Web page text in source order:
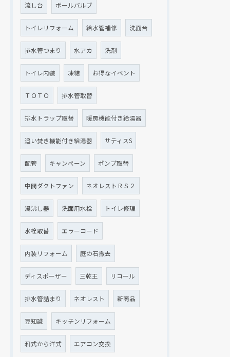
流し台 ボールバルブ
トイレリフォーム 給水管補修 洗面台
排水管つまり 水アカ 洗剤
トイレ内装 凍結 お得なイベント
ＴＯＴＯ 排水管取替
排水トラップ取替 暖房機能付き給湯器
追い焚き機能付き給湯器 サティスS
配管 キャンペーン ポンプ取替
中間ダクトファン ネオレストＲＳ２
湯沸し器 洗面用水栓 トイレ修理
水栓取替 エラーコード
内装リフォーム 庭の石撤去
ディスポーザー 三乾王 リコール
排水管詰まり ネオレスト 新商品
豆知識 キッチンリフォーム
和式から洋式 エアコン交換